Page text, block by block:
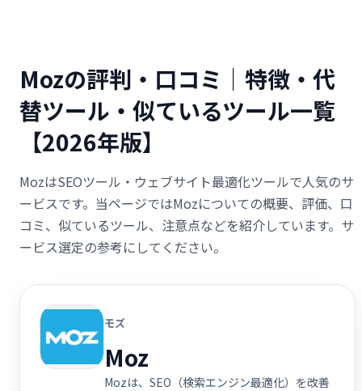
Mozの評判・口コミ｜特徴・代
替ツール・似ているツール一覧
【2026年版】
MozはSEOツール・ウェブサイト最適化ツールで人気のサ
ービスです。当ページではMozについての概要、評価、口
コミ、似ているツール、注意点などを紹介しています。サ
ービス選定の参考にしてください。
モズ
Moz
Mozは、SEO（検索エンジン最適化）を改善